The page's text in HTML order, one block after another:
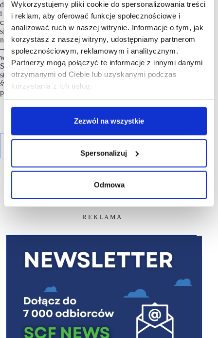
Wykorzystujemy pliki cookie do spersonalizowania treści
i reklam, aby oferować funkcje społecznościowe i
analizować ruch w naszej witrynie. Informacje o tym, jak
korzystasz z naszej witryny, udostępniamy partnerom
społecznościowym, reklamowym i analitycznym.
Partnerzy mogą połączyć te informacje z innymi danymi
otrzymanymi od Ciebie lub uzyskanymi podczas
korzystania z ich usług.
Zezwól na wszystkie
Spersonalizuj
Odmowa
do szybkiego wdrażania innowacyjnych rozwiązań
i wprowadzania usług takich jak odbiór poza sklepem
czy dostęp do wirtualnego doradcy, a także do skoncentrowania
się na mediach społecznościowych, komunikacji i transmisji
na żywo w celu dotarcia do kupujących w nowy sposób
— powiedział Rob Garf, wiceprezes ds. strategii branżowej
w sektorze handlu detalicznego w firmie Salesforce. –
Spodziewamy się, że takie nowe rozwiązania będą nadal
stosowane w roku 2021, a strategie przyjęte w okresie zakupów
świątecznych staną się nowym standardem, oczekiwanym
przez klientów od ich ulubionych sklepów i marek – dodaje.
R E K L A M A